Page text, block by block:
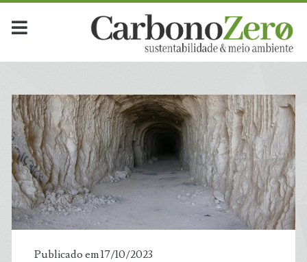
Publicado em 17/10/2023